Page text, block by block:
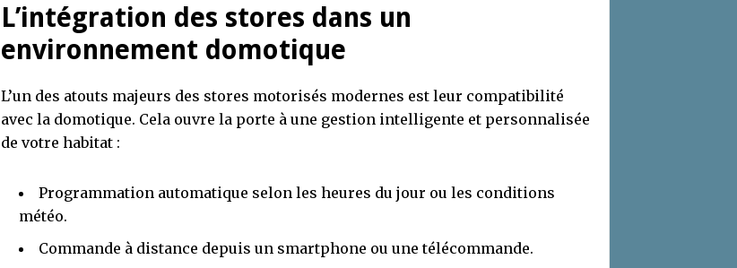
L’intégration des stores dans un
environnement domotique
L’un des atouts majeurs des stores motorisés modernes est leur compatibilité
avec la domotique. Cela ouvre la porte à une gestion intelligente et personnalisée
de votre habitat :
Programmation automatique selon les heures du jour ou les conditions
météo.
Commande à distance depuis un smartphone ou une télécommande.